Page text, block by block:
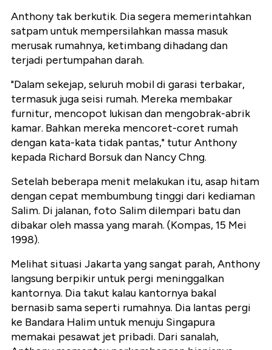
Anthony tak berkutik. Dia segera memerintahkan
satpam untuk mempersilahkan massa masuk
merusak rumahnya, ketimbang dihadang dan
terjadi pertumpahan darah.
"Dalam sekejap, seluruh mobil di garasi terbakar,
termasuk juga seisi rumah. Mereka membakar
furnitur, mencopot lukisan dan mengobrak-abrik
kamar. Bahkan mereka mencoret-coret rumah
dengan kata-kata tidak pantas," tutur Anthony
kepada Richard Borsuk dan Nancy Chng.
Setelah beberapa menit melakukan itu, asap hitam
dengan cepat membumbung tinggi dari kediaman
Salim. Di jalanan, foto Salim dilempari batu dan
dibakar oleh massa yang marah. (Kompas, 15 Mei
1998).
Melihat situasi Jakarta yang sangat parah, Anthony
langsung berpikir untuk pergi meninggalkan
kantornya. Dia takut kalau kantornya bakal
bernasib sama seperti rumahnya. Dia lantas pergi
ke Bandara Halim untuk menuju Singapura
memakai pesawat jet pribadi. Dari sanalah,